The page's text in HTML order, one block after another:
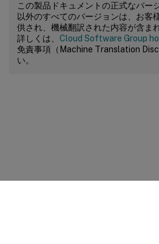
この製品ドキュメントの正式なバー
以外のすべてのバージョンは、お客
供され、機械翻訳された内容が含ま
詳しくは、 Cloud Software Group
免責事項（Machine Translation
い。